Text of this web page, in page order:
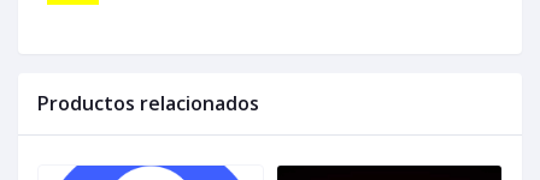
Productos relacionados